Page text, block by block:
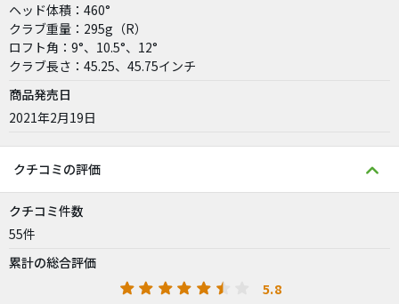
ヘッド体積：460°
クラブ重量：295g（R）
ロフト角：9°、10.5°、12°
クラブ長さ：45.25、45.75インチ
商品発売日
2021年2月19日
クチコミの評価
クチコミ件数
55件
累計の総合評価
5.8